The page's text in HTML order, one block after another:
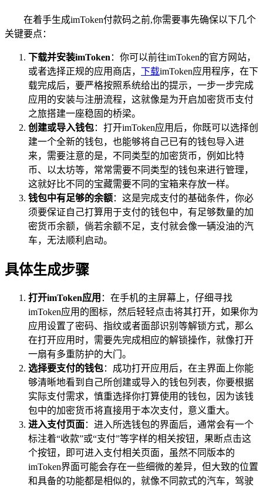
在着手生成imToken付款码之前,你需要事先确保以下几个
关键要点：
下载并安装imToken ：你可以前往imToken的官方网站，
或者选择正规的应用商店， 下载imToken应用程序，在下
载完成后，要严格按照系统给出的提示，一步一步完成
应用的安装与注册流程，这就像是为开启加密货币支付
之旅搭建一座稳固的桥梁。
创建或导入钱包：打开imToken应用后，你既可以选择创
建一个全新的钱包，也能够将自己已有的钱包导入进
来，需要注意的是，不同类型的加密货币，例如比特
币、以太坊等，常常需要不同类型的钱包来进行管理，
这就好比不同的宝藏需要不同的宝箱来存放一样。
钱包中有足够的余额：这是完成支付的基础条件，你必
须要保证自己打算用于支付的钱包中，有足够数量的加
密货币余额，倘若余额不足，支付就会像一辆没油的汽
车，无法顺利启动。
具体生成步骤
打开imToken应用 ：在手机的主屏幕上，仔细寻找
imToken应用的图标，然后轻轻点击将其打开，如果你为
应用设置了密码、指纹或者面部识别等解锁方式，那么
在打开应用时，需要先完成相应的解锁操作，就像打开
一扇有多重防护的大门。
选择要支付的钱包：成功打开应用后，在主界面上你能
够清晰地看到自己所创建或导入的钱包列表，你要根据
实际支付需求，慎重选择你打算使用的钱包，因为该钱
包中的加密货币将直接用于本次支付，意义重大。
进入支付页面：进入所选钱包的界面后，通常会有一个
标注着“收款”或“支付”等字样的相关按钮，果断点击这
个按钮，即可进入支付相关页面，虽然不同版本的
imToken界面可能会存在一些细微的差异，但大致的位置
和具备的功能都是相似的，就像不同款式的汽车，驾驶